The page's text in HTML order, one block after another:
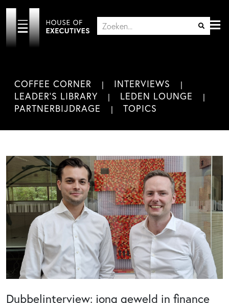
COFFEE CORNER
INTERVIEWS
LEADER'S LIBRARY
LEDEN LOUNGE
PARTNERBIJDRAGE
TOPICS
Dubbelinterview: jong geweld in finance